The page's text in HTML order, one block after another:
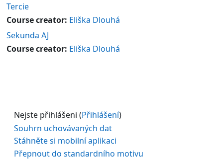
Tercie
Course creator: Eliška Dlouhá
Sekunda AJ
Course creator: Eliška Dlouhá
Nejste přihlášeni (Přihlášení)
Souhrn uchovávaných dat
Stáhněte si mobilní aplikaci
Přepnout do standardního motivu